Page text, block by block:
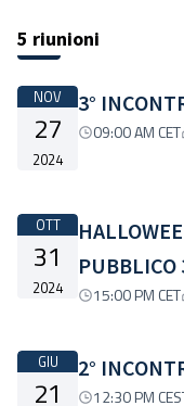
5 riunioni
NOV
27
2024
3°
09:00 AM CET
OTT
31
2024
PUBBLICO
15:00 PM CET
GIU
21
2°
12:30 PM